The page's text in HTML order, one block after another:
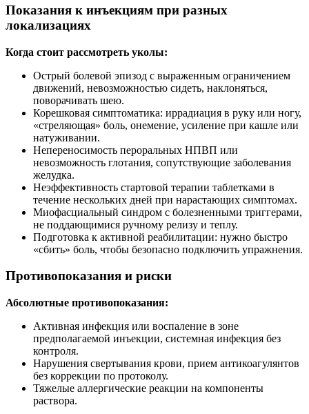
Показания к инъекциям при разных
локализациях
Когда стоит рассмотреть уколы:
Острый болевой эпизод с выраженным ограничением
движений, невозможностью сидеть, наклоняться,
поворачивать шею.
Корешковая симптоматика: иррадиация в руку или ногу,
«стреляющая» боль, онемение, усиление при кашле или
натуживании.
Непереносимость пероральных НПВП или
невозможность глотания, сопутствующие заболевания
желудка.
Неэффективность стартовой терапии таблетками в
течение нескольких дней при нарастающих симптомах.
Миофасциальный синдром с болезненными триггерами,
не поддающимися ручному релизу и теплу.
Подготовка к активной реабилитации: нужно быстро
«сбить» боль, чтобы безопасно подключить упражнения.
Противопоказания и риски
Абсолютные противопоказания:
Активная инфекция или воспаление в зоне
предполагаемой инъекции, системная инфекция без
контроля.
Нарушения свертывания крови, прием антикоагулянтов
без коррекции по протоколу.
Тяжелые аллергические реакции на компоненты
раствора.